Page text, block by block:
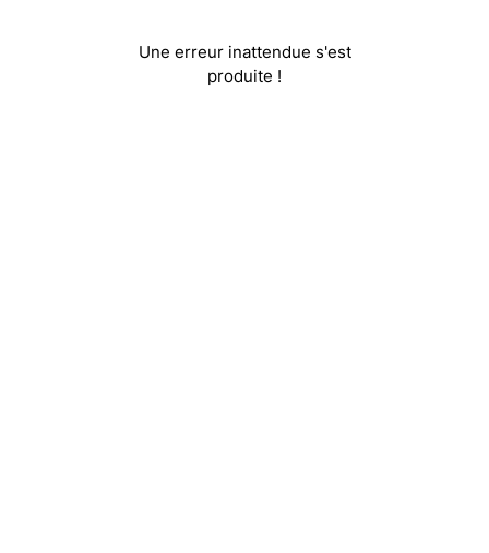
Une erreur inattendue s'est
produite !